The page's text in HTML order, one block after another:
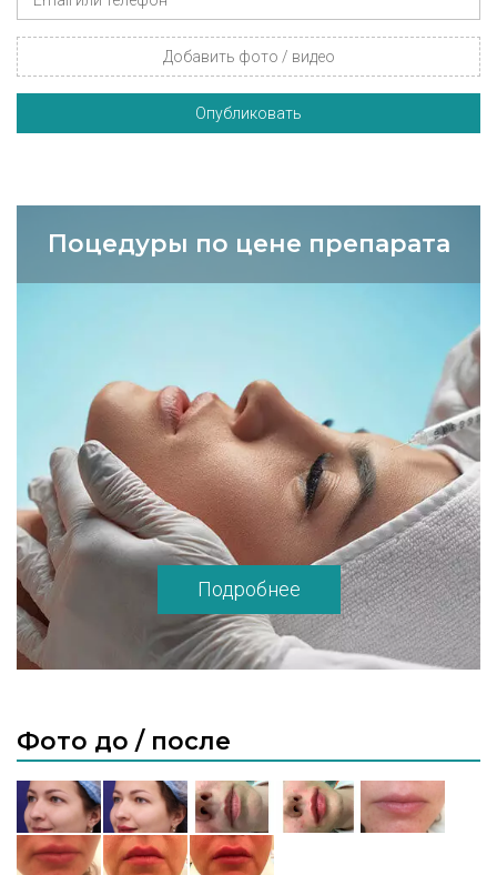
Добавить фото / видео
Опубликовать
Поцедуры по цене препарата
Подробнее
Фото до / после